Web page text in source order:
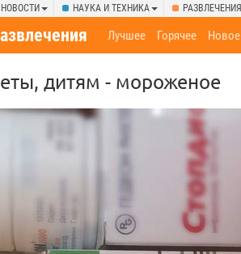
НОВОСТИ НАУКА И ТЕХНИКА РАЗВЛЕЧЕНИЯ
Лучшее Горячее Новое
дитям - мороженое